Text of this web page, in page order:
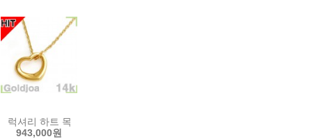
럭셔리 하트 목걸이(ju-c88)14k목걸이 골드조아
943,000원